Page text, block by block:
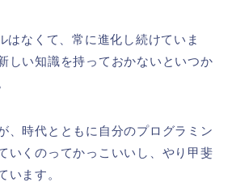
はなくて、常に進化し続けていま
しい知識を持っておかないといつか
、時代とともに自分のプログラミン
いくのってかっこいいし、やり甲斐
います。